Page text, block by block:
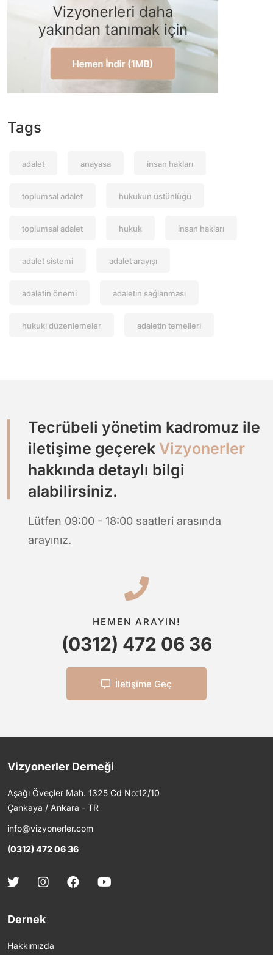
Tags
adalet anayasa insan hakları
toplumsal adalet hukukun üstünlüğü
toplumsal adalet hukuk insan hakları
adalet sistemi adalet arayışı
adaletin önemi adaletin sağlanması
hukuki düzenlemeler adaletin temelleri
Tecrübeli yönetim kadromuz ile
iletişime geçerek Vizyonerler
hakkında detaylı bilgi
alabilirsiniz.
Lütfen 09:00 - 18:00 saatleri arasında
arayınız.
HEMEN ARAYIN!
(0312) 472 06 36
İletişime Geç
Vizyonerler Derneği
Aşağı Öveçler Mah. 1325 Cd No:12/10
Çankaya / Ankara - TR
info@vizyonerler.com
(0312) 472 06 36
Dernek
Hakkımızda